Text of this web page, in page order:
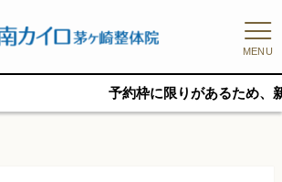
MENU
予約枠に限りがあるため、新規の予約